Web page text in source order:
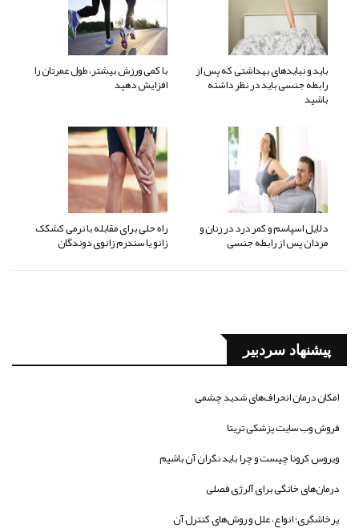
باید و نبایدهای بهداشتی که پس از
رابطه جنسی باید در نظر داشته
باشید
با کمی ورزش بیشتر، طول عمرتان را
افزایش دهید
دلایل اسپاسم و کمر درد در زنان و
مردان پس از رابطه جنسی
راه حلی برای مقابله با نرمی کشکک
زانو یا سندرم زانوی دوندگان
پیشنهاد سردبیر
امکان درمان انحراف‌های شدید چشمی
فروش وب سایت پزشکی تریتا
ویروس کرونا چیست و چرا باید نگران آن باشیم
درمان‌های خانگی برای آلرژی فصلی
پرخاشگری؛ انواع، علل و روش‌های کنترل آن